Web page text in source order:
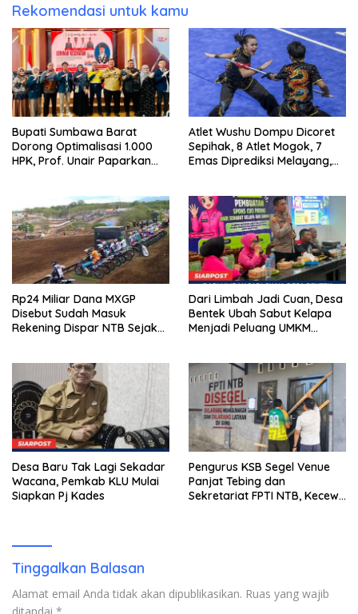
Rekomendasi untuk kamu
Bupati Sumbawa Barat
Dorong Optimalisasi 1.000
HPK, Prof. Unair Paparkan
Atlet Wushu Dompu Dicoret
Sepihak, 8 Atlet Mogok, 7
Emas Diprediksi Melayang,
Rp24 Miliar Dana MXGP
Disebut Sudah Masuk
Rekening Dispar NTB Sejak
Dari Limbah Jadi Cuan, Desa
Bentek Ubah Sabut Kelapa
Menjadi Peluang UMKM
Desa Baru Tak Lagi Sekadar
Wacana, Pemkab KLU Mulai
Siapkan Pj Kades
Pengurus KSB Segel Venue
Panjat Tebing dan
Sekretariat FPTI NTB, Kecewa
Tinggalkan Balasan
Alamat email Anda tidak akan dipublikasikan. Ruas yang wajib